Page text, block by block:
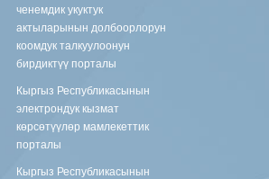
ченемдик укуктук
актыларынын долбоорлорун
коомдук талкуулоонун
бирдиктүү порталы
Кыргыз Республикасынын
электрондук кызмат
көрсөтүүлөр мамлекеттик
порталы
Кыргыз Республикасынын